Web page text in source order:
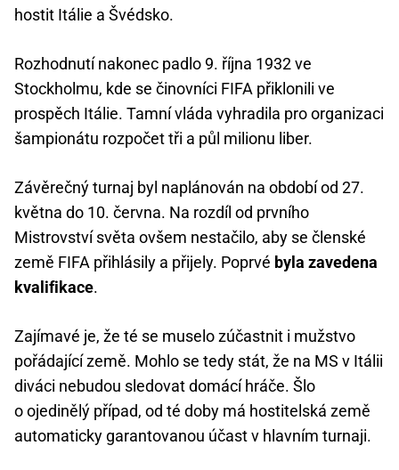
hostit Itálie a Švédsko.
Rozhodnutí nakonec padlo 9. října 1932 ve
Stockholmu, kde se činovníci FIFA přiklonili ve
prospěch Itálie. Tamní vláda vyhradila pro organizaci
šampionátu rozpočet tři a půl milionu liber.
Závěrečný turnaj byl naplánován na období od 27.
května do 10. června. Na rozdíl od prvního
Mistrovství světa ovšem nestačilo, aby se členské
země FIFA přihlásily a přijely. Poprvé byla zavedena
kvalifikace.
Zajímavé je, že té se muselo zúčastnit i mužstvo
pořádající země. Mohlo se tedy stát, že na MS v Itálii
diváci nebudou sledovat domácí hráče. Šlo
o ojedinělý případ, od té doby má hostitelská země
automaticky garantovanou účast v hlavním turnaji.